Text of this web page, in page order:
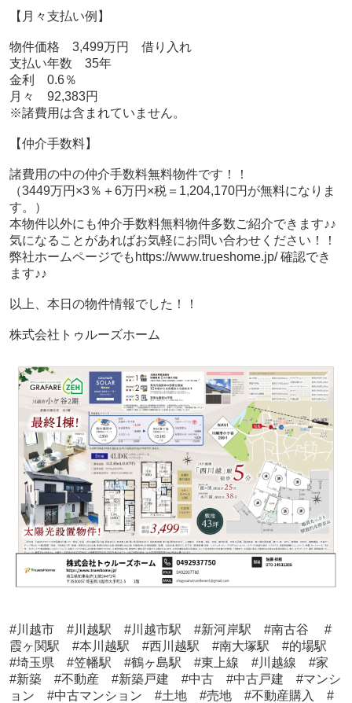
【月々支払い例】
物件価格 3,499万円 借り入れ
支払い年数 35年
金利 0.6％
月々 92,383円
※諸費用は含まれていません。
【仲介手数料】
諸費用の中の仲介手数料無料物件です！！
（3449万円×3％＋6万円×税＝1,204,170円が無料になりま
す。）
本物件以外にも仲介手数料無料物件多数ご紹介できます♪♪
気になることがあればお気軽にお問い合わせください！！
弊社ホームページでもhttps://www.trueshome.jp/ 確認でき
ます♪♪
以上、本日の物件情報でした！！
株式会社トゥルーズホーム
#川越市 #川越駅 #川越市駅 #新河岸駅 #南古谷 #
霞ヶ関駅 #本川越駅 #西川越駅 #南大塚駅 #的場駅
#埼玉県 #笠幡駅 #鶴ヶ島駅 #東上線 #川越線 #家
#新築 #不動産 #新築戸建 #中古 #中古戸建 #マンシ
ョン #中古マンション #土地 #売地 #不動産購入 #